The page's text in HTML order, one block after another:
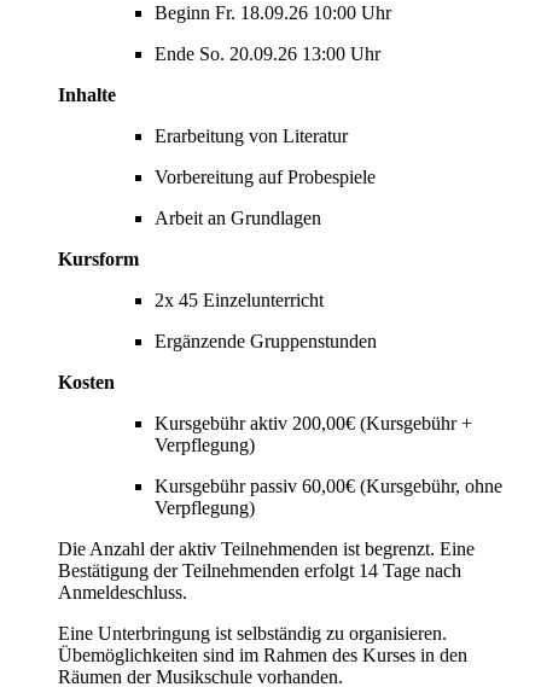
Beginn Fr. 18.09.26 10:00 Uhr
Ende So. 20.09.26 13:00 Uhr
Inhalte
Erarbeitung von Literatur
Vorbereitung auf Probespiele
Arbeit an Grundlagen
Kursform
2x 45 Einzelunterricht
Ergänzende Gruppenstunden
Kosten
Kursgebühr aktiv 200,00€ (Kursgebühr +
Verpflegung)
Kursgebühr passiv 60,00€ (Kursgebühr, ohne
Verpflegung)
Die Anzahl der aktiv Teilnehmenden ist begrenzt. Eine
Bestätigung der Teilnehmenden erfolgt 14 Tage nach
Anmeldeschluss.
Eine Unterbringung ist selbständig zu organisieren.
Übemöglichkeiten sind im Rahmen des Kurses in den
Räumen der Musikschule vorhanden.